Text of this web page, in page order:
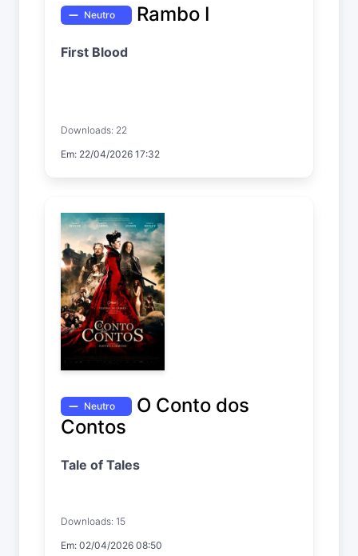
Neutro Rambo I
First Blood
Downloads: 22
Em: 22/04/2026 17:32
Neutro
O Conto dos
Contos
Tale of Tales
Downloads: 15
Em: 02/04/2026 08:50